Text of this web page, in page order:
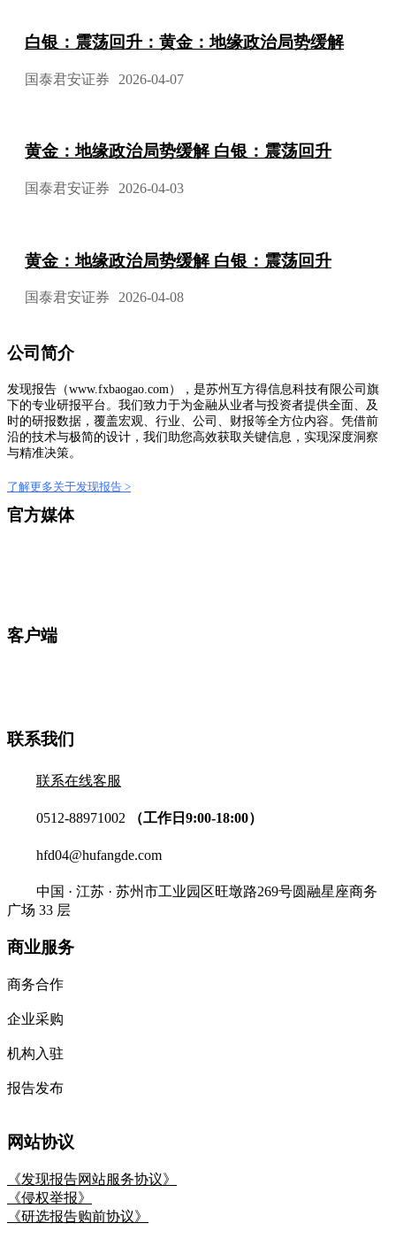
白银：震荡回升：黄金：地缘政治局势缓解
国泰君安证券 2026-04-07
黄金：地缘政治局势缓解 白银：震荡回升
国泰君安证券 2026-04-03
黄金：地缘政治局势缓解 白银：震荡回升
国泰君安证券 2026-04-08
公司简介
发现报告（www.fxbaogao.com），是苏州互方得信息科技有限公司旗
下的专业研报平台。我们致力于为金融从业者与投资者提供全面、及
时的研报数据，覆盖宏观、行业、公司、财报等全方位内容。凭借前
沿的技术与极简的设计，我们助您高效获取关键信息，实现深度洞察
与精准决策。
了解更多关于发现报告 >
官方媒体
客户端
联系我们
联系在线客服
0512-88971002 （工作日9:00-18:00）
hfd04@hufangde.com
中国 · 江苏 · 苏州市工业园区旺墩路269号圆融星座商务
广场 33 层
商业服务
商务合作
企业采购
机构入驻
报告发布
网站协议
《发现报告网站服务协议》
《侵权举报》
《研选报告购前协议》